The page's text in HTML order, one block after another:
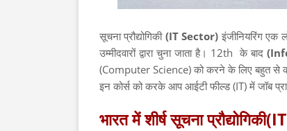
सूचना प्रौद्योगिकी (IT Sector) इंजीनियरिंग एक
उम्मीदवारों द्वारा चुना जाता है। 12th के बाद
(Computer Science) को करने के लिए बहुत से
इन कोर्स को करके आप आईटी फील्ड (IT) में जॉब
भारत में शीर्ष सूचना